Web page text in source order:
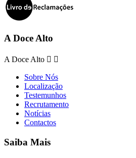
A Doce Alto
A Doce Alto  
Sobre Nós
Localização
Testemunhos
Recrutamento
Notícias
Contactos
Saiba Mais